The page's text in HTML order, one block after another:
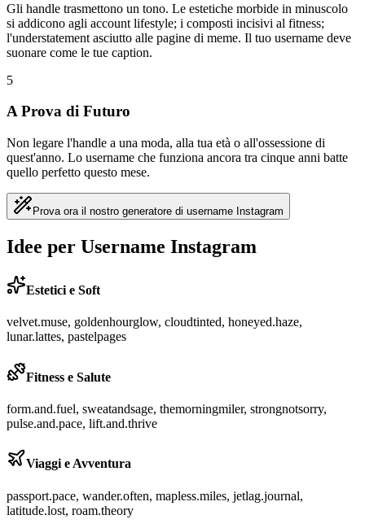
Gli handle trasmettono un tono. Le estetiche morbide in minuscolo
si addicono agli account lifestyle; i composti incisivi al fitness;
l'understatement asciutto alle pagine di meme. Il tuo username deve
suonare come le tue caption.
5
A Prova di Futuro
Non legare l'handle a una moda, alla tua età o all'ossessione di
quest'anno. Lo username che funziona ancora tra cinque anni batte
quello perfetto questo mese.
Prova ora il nostro generatore di username Instagram
Idee per Username Instagram
Estetici e Soft
velvet.muse, goldenhourglow, cloudtinted, honeyed.haze,
lunar.lattes, pastelpages
Fitness e Salute
form.and.fuel, sweatandsage, themorningmiler, strongnotsorry,
pulse.and.pace, lift.and.thrive
Viaggi e Avventura
passport.pace, wander.often, mapless.miles, jetlag.journal,
latitude.lost, roam.theory